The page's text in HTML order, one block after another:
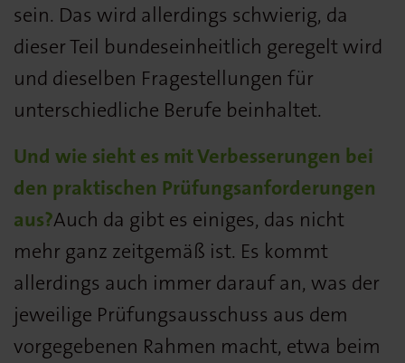
sein. Das wird allerdings schwierig, da
dieser Teil bundeseinheitlich geregelt wird
und dieselben Fragestellungen für
unterschiedliche Berufe beinhaltet.
Und wie sieht es mit Verbesserungen bei
den praktischen Prüfungsanforderungen
aus?Auch da gibt es einiges, das nicht
mehr ganz zeitgemäß ist. Es kommt
allerdings auch immer darauf an, was der
jeweilige Prüfungsausschuss aus dem
vorgegebenen Rahmen macht, etwa beim